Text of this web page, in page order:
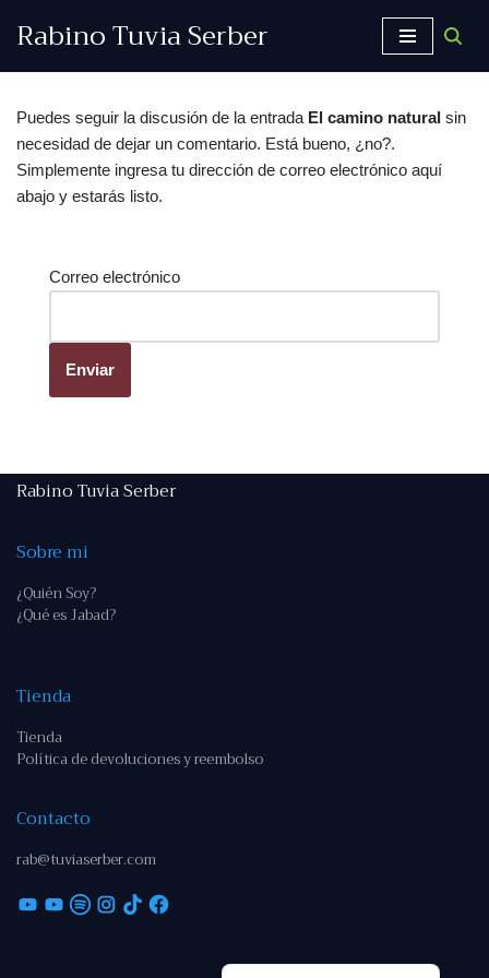
contenido
Rabino Tuvia Serber
Puedes seguir la discusión de la entrada El camino natural sin
necesidad de dejar un comentario. Está bueno, ¿no?.
Simplemente ingresa tu dirección de correo electrónico aquí
abajo y estarás listo.
Correo electrónico
Rabino Tuvia Serber
Sobre mi
¿Quién Soy?
¿Qué es Jabad?
Tienda
Tienda
Política de devoluciones y reembolso
Contacto
rab@tuviaserber.com